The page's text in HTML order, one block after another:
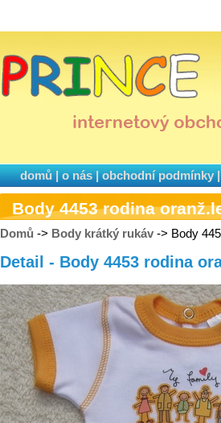
domů|o nás|obchodní podmínky
Body 4453 rodina
Domů -> Body krátký rukáv -> Body
Detail - Body 4453 rodina